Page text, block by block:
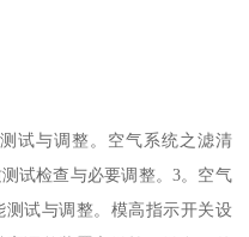
试与调整。空气系统之滤清
试检查与必要调整。3。空气
试与调整。模高指示开关设